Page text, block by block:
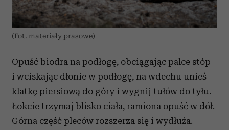
(Fot. materiały prasowe)
Opuść biodra na podłogę, obciągając palce stóp
i wciskając dłonie w podłogę, na wdechu unieś
klatkę piersiową do góry i wygnij tułów do tyłu.
Łokcie trzymaj blisko ciała, ramiona opuść w dół.
Górna część pleców rozszerza się i wydłuża.